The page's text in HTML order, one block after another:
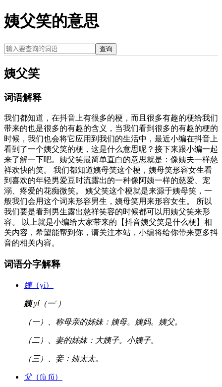
姨父笑的意思
查询
姨父笑
词语解释
我们都知道，在抖音上有很多的梗，而且很多有趣的梗给我们
带来的也是很多的有趣的含义，当我们看到很多的有趣的梗的
时候，我们也会将它应用到我们的生活中，最近小编在抖音上
看到了一个姨父笑的梗，这是什么意思呢？接下来跟小编一起
来了解一下吧。姨父笑最简单直白的意思就是：像姨夫一样慈
祥欢快的笑。 我们都知道姨母笑这个梗，姨母笑形容女生看
到喜欢的年轻男爱豆时流露出的一种像阿姨一样的慈爱、宠
溺、疼爱的花痴微笑。 姨父笑这个梗就是来源于姨母笑，一
般我们会用这个词来形容男生，姨母笑用来形容女生。 所以
我们要是看到男生露出慈祥笑容的时候都可以用姨父笑来形
容。 以上就是小编给大家带来的【抖音姨父笑是什么梗】相
关内容，希望能帮到你，请关注本站，小编将给你带来更多抖
音的相关内容。
词语分字解释
姨（yí）
姨yí（一ˊ）
（一）、称母亲的姊妹：姨母。姨妈。姨父。
（二）、妻的姊妹：大姨子。小姨子。
（三）、妾：姨太太。
父（fù fǔ）